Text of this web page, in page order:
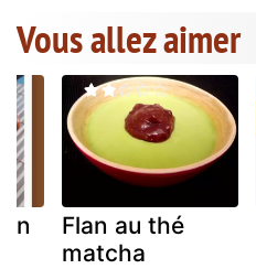
Vous allez aimer
Flan au thé
matcha